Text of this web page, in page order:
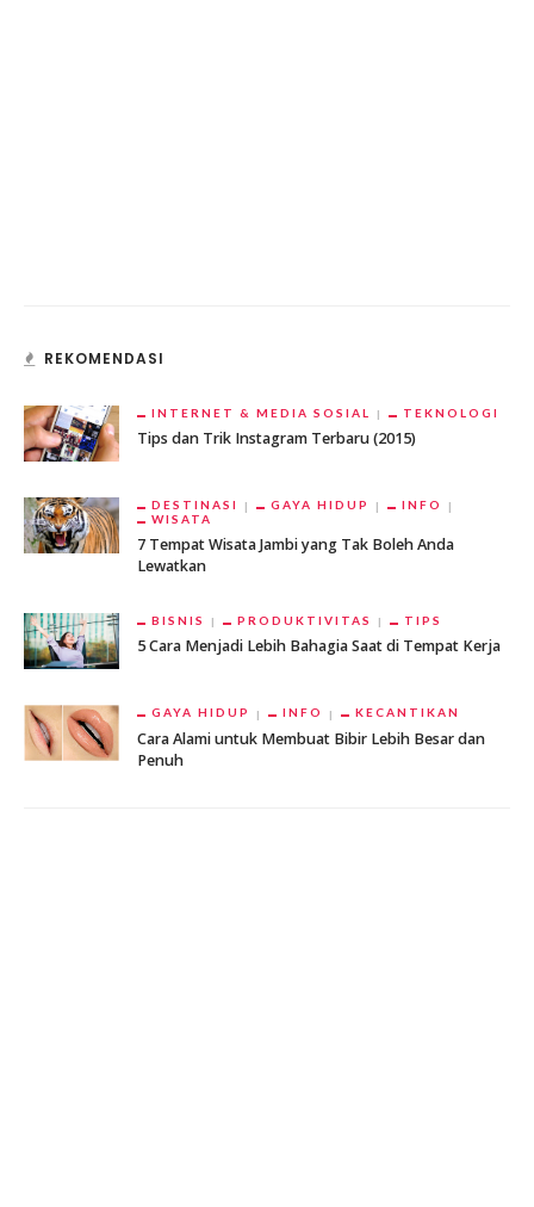
REKOMENDASI
INTERNET & MEDIA SOSIAL TEKNOLOGI
Tips dan Trik Instagram Terbaru (2015)
DESTINASI GAYA HIDUP
INFO
WISATA
7 Tempat Wisata Jambi yang Tak Boleh Anda
Lewatkan
BISNIS PRODUKTIVITAS TIPS
5 Cara Menjadi Lebih Bahagia Saat di Tempat Kerja
GAYA HIDUP INFO KECANTIKAN
Cara Alami untuk Membuat Bibir Lebih Besar dan
Penuh